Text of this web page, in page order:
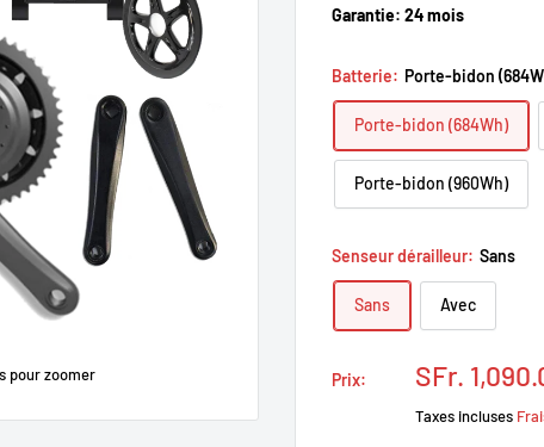
pour zoomer
Garantie: 24 mois
Batterie: Porte-bidon
Porte-bidon (684Wh)
Porte-bidon (960Wh)
Senseur dérailleur: Sans
Sans Avec
Prix:
Prix
SFr.
Taxes incluses